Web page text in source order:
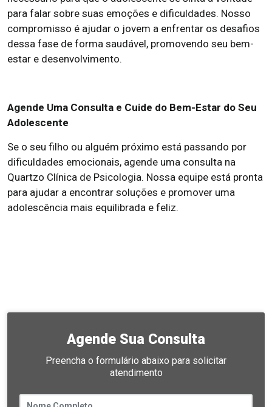
para falar sobre suas emoções e dificuldades. Nosso
compromisso é ajudar o jovem a enfrentar os desafios
dessa fase de forma saudável, promovendo seu bem-
estar e desenvolvimento.
Agende Uma Consulta e Cuide do Bem-Estar do Seu
Adolescente
Se o seu filho ou alguém próximo está passando por
dificuldades emocionais, agende uma consulta na
Quartzo Clínica de Psicologia. Nossa equipe está pronta
para ajudar a encontrar soluções e promover uma
adolescência mais equilibrada e feliz.
Agende Sua Consulta
Preencha o formulário abaixo para solicitar
atendimento